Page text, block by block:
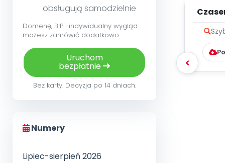
obsługują samodzielnie
Domenę, BIP i indywidualny wygląd
możesz zamówić dodatkowo.
Uruchom
bezpłatnie
Bez karty. Decyzja po 14 dniach.
Numery
Lipiec-sierpień 2026